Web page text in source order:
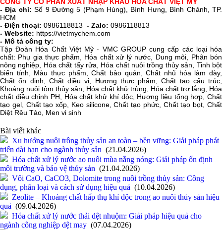
CÔNG TY CỔ PHẦN XUẤT NHẬP KHẨU HÓA CHẤT VIỆT MỸ
- Địa chỉ: Số 9 Đường 5 (Phạm Hùng), Bình Hưng, Bình Chánh, TP.
HCM
- Điện thoại: 0986118813 - Zalo: 0986118813
- Website: https://vietmychem.com
- Mô tả công ty:
Tập Đoàn Hóa Chất Việt Mỹ - VMC GROUP cung cấp các loại hóa
chất: Phụ gia thực phẩm, Hóa chất xử lý nước, Dung môi, Phân bón
nông nghiệp, Hóa chất tẩy rửa, Hóa chất nuôi trồng thủy sản, Tinh bột
biến tính, Màu thực phẩm, Chất bảo quản, Chất nhũ hóa làm dày,
Chất ổn định, Chất điều vị, Hương thực phẩm, Chất tạo cấu trúc,
Khoáng nuôi tôm thủy sản, Hóa chất khử trùng, Hóa chất trợ lắng, Hóa
chất điều chỉnh PH, Hóa chất khử khí độc, Hương liệu tổng hợp, Chất
tạo gel, Chất tạo xốp, Keo silicone, Chất tạo phức, Chất tạo bọt, Chất
Diệt Rêu Tảo, Men vi sinh
Bài viết khác
Xu hướng nuôi trồng thủy sản an toàn – bền vững: Giải pháp phát
triển dài hạn cho ngành thủy sản (21.04.2026)
Hóa chất xử lý nước ao nuôi mùa nắng nóng: Giải pháp ổn định
môi trường và bảo vệ thủy sản (21.04.2026)
Vôi CaO, CaCO3, Dolomite trong nuôi trồng thủy sản: Công
dụng, phân loại và cách sử dụng hiệu quả (10.04.2026)
Zeolite – Khoáng chất hấp thụ khí độc trong ao nuôi thủy sản hiệu
quả (09.04.2026)
Hóa chất xử lý nước thải dệt nhuộm: Giải pháp hiệu quả cho
ngành công nghiệp dệt may (07.04.2026)